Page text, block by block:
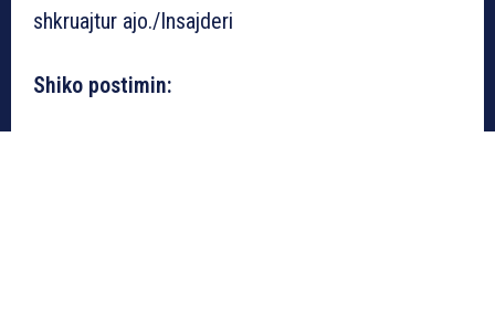
shkruajtur ajo./Insajderi
Shiko postimin: